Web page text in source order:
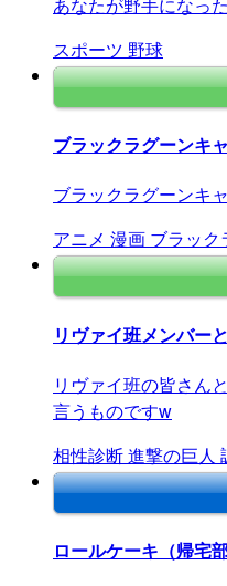
スポーツ 野球
ブラックラグーンキ
ブラックラグーンキ
アニメ 漫画 ブラック
リヴァイ班メンバー
リヴァイ班の皆さん
言うものですw
相性診断進撃の巨人
ロールケーキ（帰宅